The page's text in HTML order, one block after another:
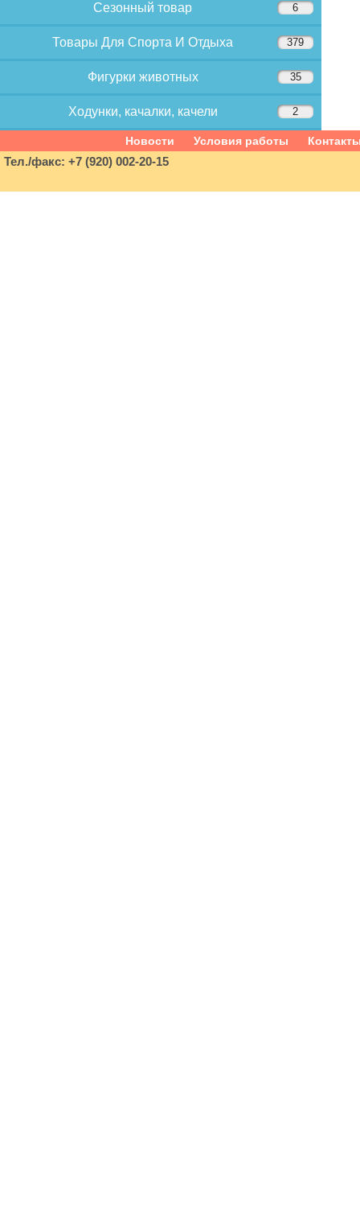
Сезонный товар 6
Товары Для Спорта И Отдыха 379
Фигурки животных 35
Ходунки, качалки, качели 2
Новости Условия работы
Тел./факс: +7 (920) 002-20-15